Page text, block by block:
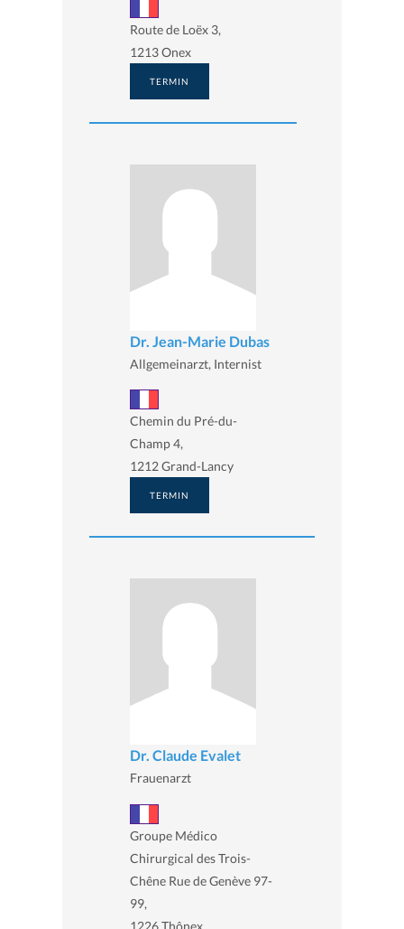
Route de Loëx 3,
1213 Onex
TERMIN
Dr. Jean-Marie Dubas
Allgemeinarzt, Internist
Chemin du Pré-du-
Champ 4,
1212 Grand-Lancy
TERMIN
Dr. Claude Evalet
Frauenarzt
Groupe Médico
Chirurgical des Trois-
Chêne Rue de Genève 97-
99,
1226 Thônex